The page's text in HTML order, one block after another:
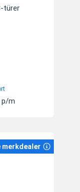
türer
p/m
merkdealer